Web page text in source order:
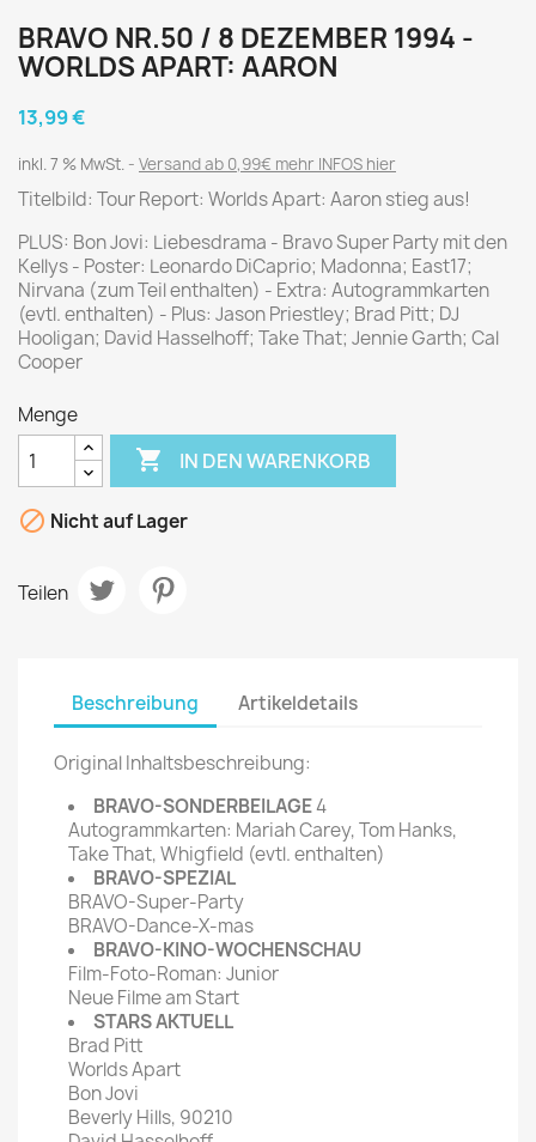
BRAVO NR.50 / 8 DEZEMBER 1994 -
WORLDS APART: AARON
13,99 €
inkl. 7 % MwSt. Versand ab 0,99€ mehr INFOS hier
Titelbild: Tour Report: Worlds Apart: Aaron stieg aus!
PLUS: Bon Jovi: Liebesdrama - Bravo Super Party mit den
Kellys - Poster: Leonardo DiCaprio; Madonna; East17;
Nirvana (zum Teil enthalten) - Extra: Autogrammkarten
(evtl. enthalten) - Plus: Jason Priestley; Brad Pitt; DJ
Hooligan; David Hasselhoff; Take That; Jennie Garth; Cal
Cooper
Menge
 IN DEN WARENKORB
 Nicht auf Lager
Teilen
Beschreibung Artikeldetails
Original Inhaltsbeschreibung:
BRAVO-SONDERBEILAGE4
Autogrammkarten: Mariah Carey, Tom Hanks,
Take That, Whigfield (evtl. enthalten)
BRAVO-SPEZIAL
BRAVO-Super-Party
BRAVO-Dance-X-mas
BRAVO-KINO-WOCHENSCHAU
Film-Foto-Roman: Junior
Neue Filme am Start
STARS AKTUELL
Brad Pitt
Worlds Apart
Bon Jovi
Beverly Hills, 90210